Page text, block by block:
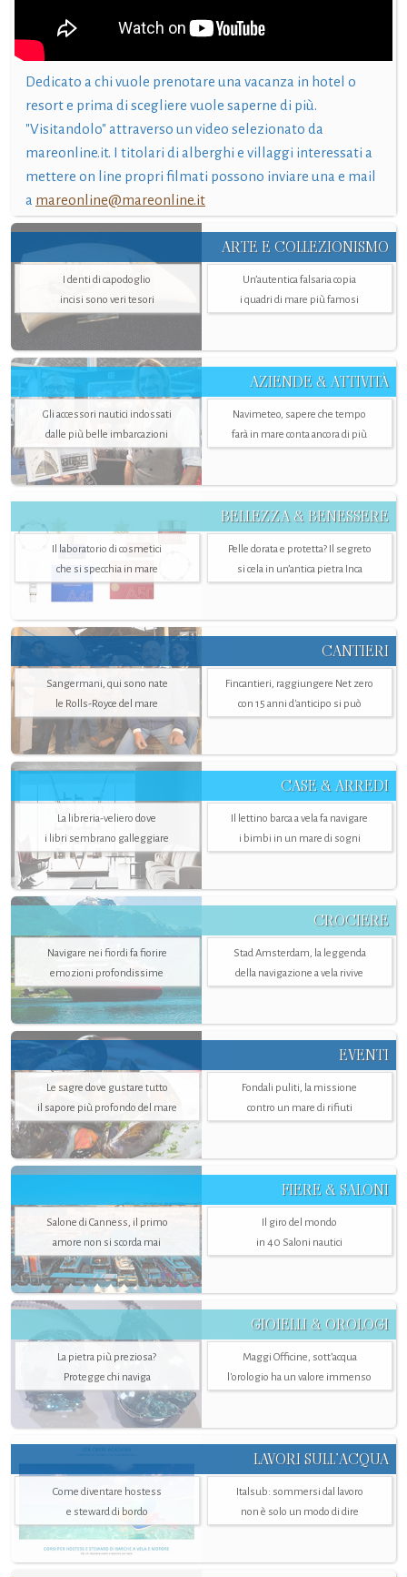
Dedicato a chi vuole prenotare una vacanza in hotel o
resort e prima di scegliere vuole saperne di più.
"Visitandolo" attraverso un video selezionato da
mareonline.it. I titolari di alberghi e villaggi interessati a
mettere on line propri filmati possono inviare una e mail
a mareonline@mareonline.it
ARTE E COLLEZIONISMO
I denti di capodoglio
incisi sono veri tesori
Un’autentica falsaria copia
i quadri di mare più famosi
AZIENDE & ATTIVITÀ
Gli accessori nautici indossati
dalle più belle imbarcazioni
Navimeteo, sapere che tempo
farà in mare conta ancora di più
BELLEZZA & BENESSERE
Il laboratorio di cosmetici
che si specchia in mare
Pelle dorata e protetta? Il segreto
si cela in un’antica pietra Inca
CANTIERI
Sangermani, qui sono nate
le Rolls-Royce del mare
Fincantieri, raggiungere Net zero
con 15 anni d'anticipo si può
CASE & ARREDI
La libreria-veliero dove
i libri sembrano galleggiare
Il lettino barca a vela fa navigare
i bimbi in un mare di sogni
CROCIERE
Navigare nei fiordi fa fiorire
emozioni profondissime
Stad Amsterdam, la leggenda
della navigazione a vela rivive
EVENTI
Le sagre dove gustare tutto
il sapore più profondo del mare
Fondali puliti, la missione
contro un mare di rifiuti
FIERE & SALONI
Salone di Canness, il primo
amore non si scorda mai
Il giro del mondo
in 40 Saloni nautici
GIOIELLI & OROLOGI
La pietra più preziosa?
Protegge chi naviga
Maggi Officine, sott’acqua
l'orologio ha un valore immenso
LAVORI SULL’ACQUA
Come diventare hostess
e steward di bordo
Italsub: sommersi dal lavoro
non è solo un modo di dire